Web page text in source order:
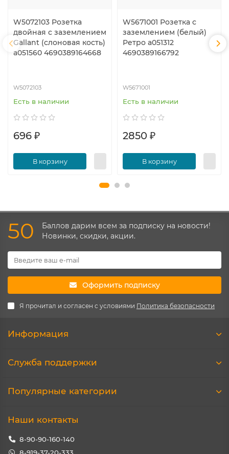
W5072103 Розетка
двойная с заземлением
Gallant (слоновая кость)
a051560 4690389164668
W5072103
Есть в наличии
696 ₽
В корзину
W5671001 Розетка с
заземлением (белый)
Ретро a051312
4690389166792
W5671001
Есть в наличии
2850 ₽
В корзину
50
Баллов дарим всем за подписку на новости!
Новинки, скидки, акции.
Оформить подписку
Я прочитал и согласен с условиями Политика безопасности
Информация
Служба поддержки
Популярные категории
Наши контакты
8-90-90-160-140